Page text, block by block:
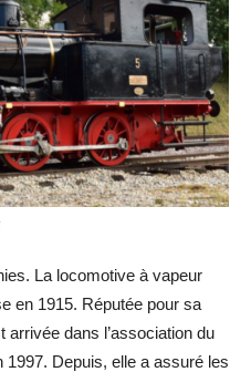
La locomotive à vapeur
en 1915. Réputée pour sa
arrivée dans l’association du
1997. Depuis, elle a assuré les